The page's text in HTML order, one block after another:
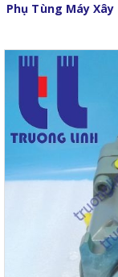
Phụ Tùng Máy